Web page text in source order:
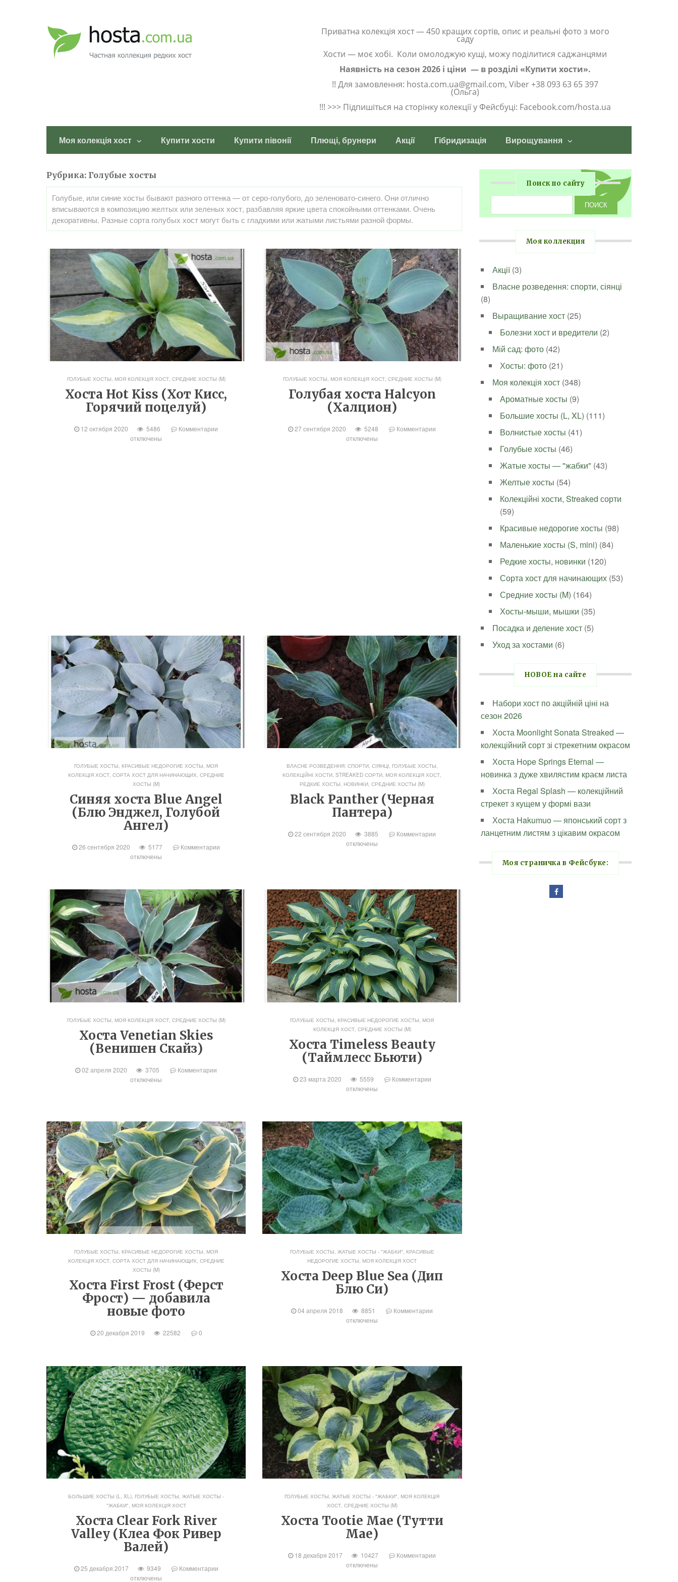
Приватна колекція хост — 450 кращих сортів, опис и реальні фото з мого
саду
Хости — моє хобі. Коли омолоджую кущі, можу поділитися саджанцями
Наявність на сезон 2026 і ціни — в розділі «Купити хости».
!! Для замовлення: hosta.com.ua@gmail.com, Viber +38 093 63 65 397
(Ольга)
!!! >>> Підпишіться на сторінку колекції у Фейсбуці: Facebook.com/hosta.ua
Моя колекція хост Купити хости Купити півонії Плющі, брунери Акції Гібридизація Вирощування
Рубрика: Голубые хосты
Голубые, или синие хосты бывают разного оттенка — от серо-голубого, до зеленовато-синего. Они отлично
вписываются в композицию желтых или зеленых хост, разбавляя яркие цвета спокойными оттенками. Очень
декоративны. Разные сорта голубых хост могут быть с гладкими или жатыми листьями разной формы.
ГОЛУБЫЕ ХОСТЫ, МОЯ КОЛЕКЦІЯ ХОСТ, СРЕДНИЕ ХОСТЫ (M)
Хоста Hot Kiss (Хот Кисс,
Горячий поцелуй)
12 октября 2020 5486
Комментарии
отключены
ГОЛУБЫЕ ХОСТЫ, МОЯ КОЛЕКЦІЯ ХОСТ, СРЕДНИЕ ХОСТЫ (M)
Голубая хоста Halcyon
(Халцион)
27 сентября 2020 5248
Комментарии
отключены
ГОЛУБЫЕ ХОСТЫ, КРАСИВЫЕ НЕДОРОГИЕ ХОСТЫ, МОЯ
КОЛЕКЦІЯ ХОСТ, СОРТА ХОСТ ДЛЯ НАЧИНАЮЩИХ, СРЕДНИЕ
ХОСТЫ (M)
Синяя хоста Blue Angel
(Блю Энджел, Голубой
Ангел)
26 сентября 2020 5177
Комментарии
отключены
ВЛАСНЕ РОЗВЕДЕННЯ: СПОРТИ, СІЯНЦІ, ГОЛУБЫЕ ХОСТЫ,
КОЛЕКЦІЙНІ ХОСТИ, STREAKED СОРТИ, МОЯ КОЛЕКЦІЯ ХОСТ,
РЕДКИЕ ХОСТЫ, НОВИНКИ, СРЕДНИЕ ХОСТЫ (M)
Black Panther (Черная
Пантера)
22 сентября 2020 3885
Комментарии
отключены
ГОЛУБЫЕ ХОСТЫ МОЯ КОЛЕКЦІЯ ХОСТ, СРЕДНИЕ ХОСТЫ (M)
Хоста Venetian Skies
(Венишен Скайз)
02 апреля 2020 3705
Комментарии
отключены
ГОЛУБЫЕ ХОСТЫ КРАСИВЫЕ НЕДОРОГИЕ ХОСТЫ МОЯ
КОЛЕКЦІЯ ХОСТ, СРЕДНИЕ ХОСТЫ (M)
Хоста Timeless Beauty
(Таймлесс Бьюти)
23 марта 2020 5559
Комментарии
отключены
ГОЛУБЫЕ ХОСТЫ, КРАСИВЫЕ НЕДОРОГИЕ ХОСТЫ, МОЯ
КОЛЕКЦІЯ ХОСТ, СОРТА ХОСТ ДЛЯ НАЧИНАЮЩИХ, СРЕДНИЕ
ХОСТЫ (M)
Хоста First Frost (Ферст
Фрост) — добавила
новые фото
20 декабря 2019 22582 0
ГОЛУБЫЕ ХОСТЫ, ЖАТЫЕ ХОСТЫ - "ЖАБКИ", КРАСИВЫЕ
НЕДОРОГИЕ ХОСТЫ, МОЯ КОЛЕКЦІЯ ХОСТ
Хоста Deep Blue Sea (Дип
Блю Си)
04 апреля 2018 8851
Комментарии
отключены
БОЛЬШИЕ ХОСТЫ (L, XL), ГОЛУБЫЕ ХОСТЫ,ЖАТЫЕ ХОСТЫ -
"ЖАБКИ", МОЯ КОЛЕКЦІЯ ХОСТ
Хоста Clear Fork River
Valley (Клеа Фок Ривер
Валей)
25 декабря 2017 9349
Комментарии
отключены
ГОЛУБЫЕ ХОСТЫ,ЖАТЫЕ ХОСТЫ - "ЖАБКИ", МОЯ КОЛЕКЦІЯ
ХОСТ, СРЕДНИЕ ХОСТЫ (M)
Хоста Tootie Mae (Тутти
Мае)
18 декабря 2017 10427
Комментарии
отключены
Поиск по сайту
Моя коллекция
Акції(3)
Власне розведення: спорти, сіянці
(8)
Выращивание хост (25)
Болезни хост и вредители (2)
Мій сад: фото (42)
Хосты: фото (21)
Моя колекція хост (348)
Ароматные хосты (9)
Большие хосты (L, XL) (111)
Волнистые хосты (41)
Голубые хосты (46)
Жатые хосты — "жабки" (43)
Желтые хосты (54)
Колекційні хости, Streaked сорти
(59)
Красивые недорогие хосты (98)
Маленькие хосты (S, mini) (84)
Редкие хосты, новинки (120)
Сорта хост для начинающих (53)
Средние хосты (M) (164)
Хосты-мыши, мышки (35)
Посадка и деление хост (5)
Уход за хостами (6)
НОВОЕ на сайте
Набори хост по акційній ціні на
сезон 2026
Хоста Moonlight Sonata Streaked —
колекційний сорт зі стрекетним окрасом
Хоста Hope Springs Eternal —
новинка з дуже хвилястим краєм листа
Хоста Regal Splash — колекційний
стрекет з кущем у формі вази
Хоста Hakumuo — японський сорт з
ланцетним листям з цікавим окрасом
Моя страничка в Фейсбуке: